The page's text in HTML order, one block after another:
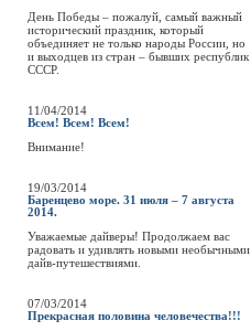
День Победы – пожалуй, самый важный
исторический праздник, который
объединяет не только народы России, но
и выходцев из стран – бывших республик
СССР.
11/04/2014
Всем! Всем! Всем!
Внимание!
19/03/2014
Баренцево море. 31 июля – 7 августа
2014.
Уважаемые дайверы! Продолжаем вас
радовать и удивлять новыми необычными
дайв-путешествиями.
07/03/2014
Прекрасная половина человечества!!!